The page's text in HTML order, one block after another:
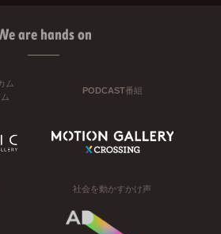
are hands on
ム
PODCAST番組
社会を動かすかけ声